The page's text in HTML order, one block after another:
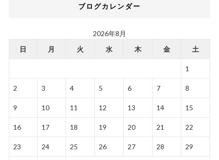
ブログカレンダー
2026年8月
日
月 火 水 木 金 土
1
2 3 4 5 6 7 8
9 10 11 12 13 14 15
16 17 18 19 20 21 22
23 24 25 26 27 28 29